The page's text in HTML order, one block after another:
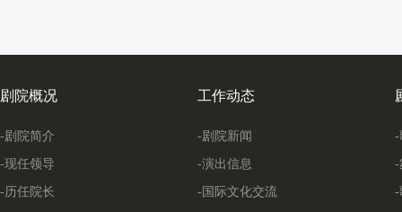
剧院概况
-剧院简介
-现任领导
-历任院长
工作动态
-剧院新闻
-演出信息
-国际文化交流
-
-
-